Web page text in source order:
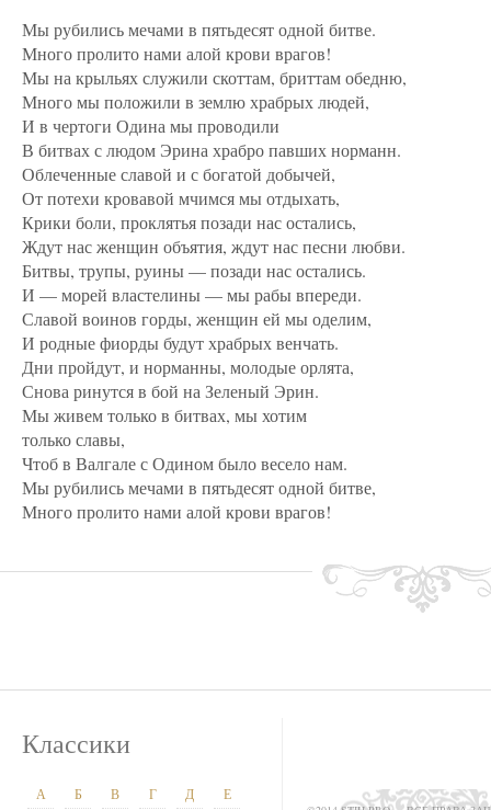
Мы рубились мечами в пятьдесят одной битве.
Много пролито нами алой крови врагов!
Мы на крыльях служили скоттам, бриттам обедню,
Много мы положили в землю храбрых людей,
И в чертоги Одина мы проводили
В битвах с людом Эрина храбро павших норманн.
Облеченные славой и с богатой добычей,
От потехи кровавой мчимся мы отдыхать,
Крики боли, проклятья позади нас остались,
Ждут нас женщин объятия, ждут нас песни любви.
Битвы, трупы, руины — позади нас остались.
И — морей властелины — мы рабы впереди.
Славой воинов горды, женщин ей мы оделим,
И родные фиорды будут храбрых венчать.
Дни пройдут, и норманны, молодые орлята,
Снова ринутся в бой на Зеленый Эрин.
Мы живем только в битвах, мы хотим
только славы,
Чтоб в Валгале с Одином было весело нам.
Мы рубились мечами в пятьдесят одной битве,
Много пролито нами алой крови врагов!
Классики
А Б В Г Д Е